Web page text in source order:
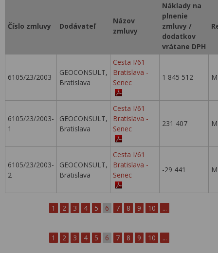
Číslo zmluvy Dodávateľ
Názov
zmluvy
Náklady na
plnenie
zmluvy /
dodatkov
vrátane DPH
6105/23/2003
GEOCONSULT,
Bratislava
Cesta I/61
Bratislava -
Senec
1 845 512
6105/23/2003-
1
GEOCONSULT,
Bratislava
Cesta I/61
Bratislava -
Senec
231 407
6105/23/2003-
2
GEOCONSULT,
Bratislava
Cesta I/61
Bratislava -
Senec
-29 441
1 2 3 4 5 6 7 8 9 10 ...
1 2 3 4 5 6 7 8 9 10 ...